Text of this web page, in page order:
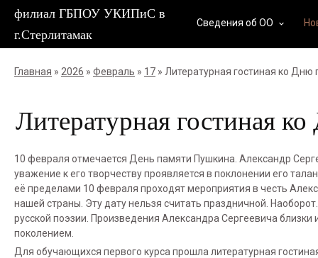
филиал ГБПОУ УКИПиС в
г.Стерлитамак
Сведения об ОО keyboard_arrow_down
Главная » 2026 » Февраль » 17 » Литературная гостиная ко Дню
Литературная гостиная
10 февраля отмечается День памяти Пушкина. Александр
уважение к его творчеству проявляется в поклонении его
её пределами 10 февраля проходят мероприятия в честь
нашей страны. Эту дату нельзя считать праздничной.
русской поэзии. Произведения Александра Сергеевича
поколением.
Для обучающихся первого курса прошла литературная